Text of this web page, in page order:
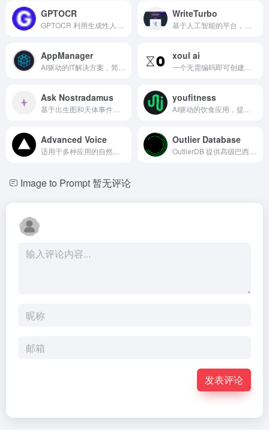
GPTOCR WriteTurbo
AppManager xoul ai
Ask Nostradamus youfitness
Advanced Voice Outlier Database
Image to Prompt暂无评论
发表评论